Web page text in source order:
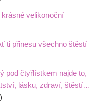
velikonoční
ti přinesu všechno štěstí
pod čtyřlístkem najde to,
lásku, zdraví, štěstí…